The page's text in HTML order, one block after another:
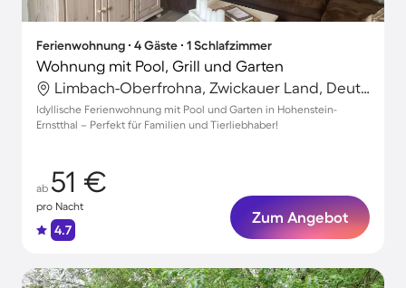
Ferienwohnung ∙ 4 Gäste ∙ 1 Schlafzimmer
Wohnung mit Pool, Grill und Garten
Limbach-Oberfrohna, Zwickauer Land, Deutschland
Idyllische Ferienwohnung mit Pool und Garten in Hohenstein-
Ernstthal – Perfekt für Familien und Tierliebhaber!
ab 51 €
pro Nacht
4.7
Zum Angebot